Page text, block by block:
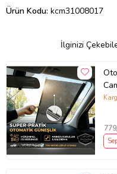
Ürün Kodu: kcm31008017
İlginizi
779